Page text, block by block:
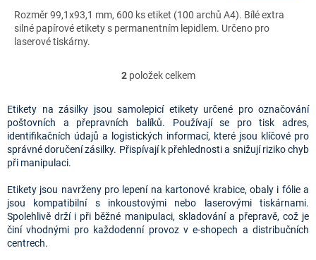
Rozměr 99,1x93,1 mm, 600 ks etiket (100 archů A4). Bílé extra
silné papírové etikety s permanentním lepidlem. Určeno pro
laserové tiskárny.
O
l
á
d
a
p
r
v
k
2položek celkem
Etikety na zásilky jsou samolepicí etikety určené pro označování
poštovních a přepravních balíků. Používají se pro tisk adres,
identifikačních údajů a logistických informací, které jsou klíčové pro
správné doručení zásilky. Přispívají k přehlednosti a snižují riziko chyb
při manipulaci.
Etikety jsou navrženy pro lepení na kartonové krabice, obaly i fólie a
jsou kompatibilní s inkoustovými nebo laserovými tiskárnami.
Spolehlivě drží i při běžné manipulaci, skladování a přepravě, což je
činí vhodnými pro každodenní provoz v e-shopech a distribučních
centrech.